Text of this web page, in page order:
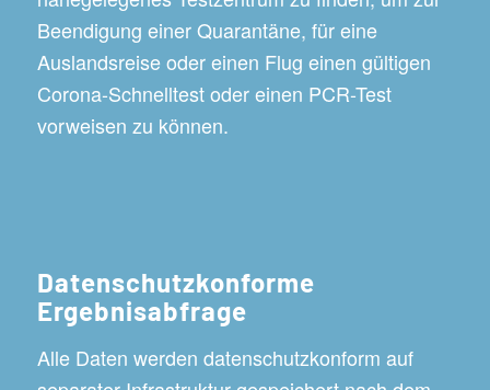
Beendigung einer Quarantäne, für eine
Auslandsreise oder einen Flug einen gültigen
Corona-Schnelltest oder einen PCR-Test
vorweisen zu können.
Datenschutzkonforme
Ergebnisabfrage
Alle Daten werden datenschutzkonform auf